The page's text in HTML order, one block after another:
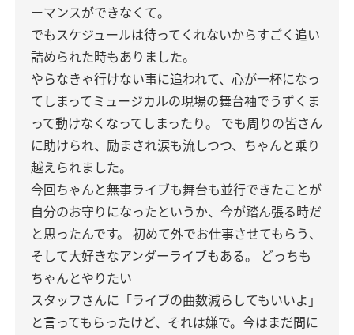
ーマンスができなくて。
でもスケジュールは待ってくれないからすごく追い
詰められた時もありました。
やらなきゃ行けない事に追われて、心が一杯になっ
てしまってミュージカルの現場の舞台袖でうずくま
って動けなくなってしまったり。 でも周りの皆さん
に助けられ、励まされ涙も流しつつ、ちゃんと乗り
越えられました。
今回ちゃんと無事ライブも舞台も並行できたことが
自分のお守りになったというか、今が踏ん張る時だ
と思ったんです。 初めて外でお仕事させてもらう、
そして大好きなアンダーライブもある。 どっちも
ちゃんとやりたい
スタッフさんに「ライブの曲数減らしてもいいよ」
と言ってもらったけど、それは嫌で。今はまだ間に